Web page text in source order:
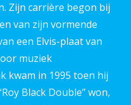
Zijn carrière begon bij
van zijn vormende
een Elvis-plaat van
muziek
kwam in 1995 toen hij
Black Double” won,